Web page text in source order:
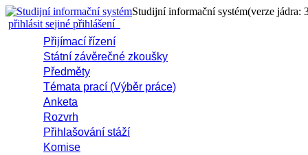
Studijní informační systém(verze jádra:
přihlásit sejiné přihlášení
Přijímací řízení
Státní závěrečné zkoušky
Předměty
Témata prací (Výběr práce)
Anketa
Rozvrh
Přihlašování stáží
Komise